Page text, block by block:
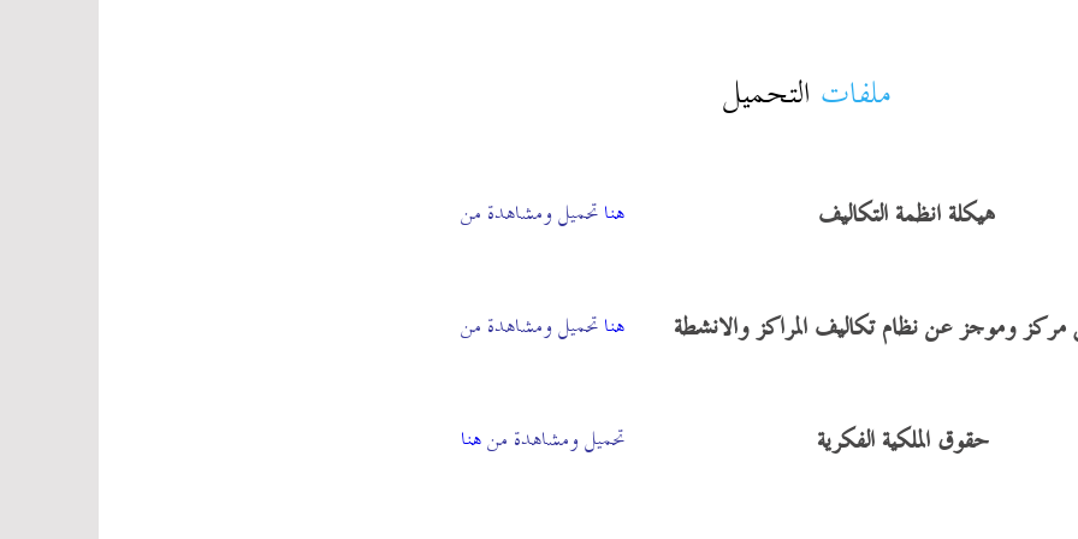
ملفات التحميل
تحميل ومشاهدة منهنا هيكلة انظمة التكاليف
تحميل ومشاهدة منهنا وموجز عن نظام تكاليف المراكز والانشطة
تحميل ومشاهدة منهنا حقوق الملكية الفكرية